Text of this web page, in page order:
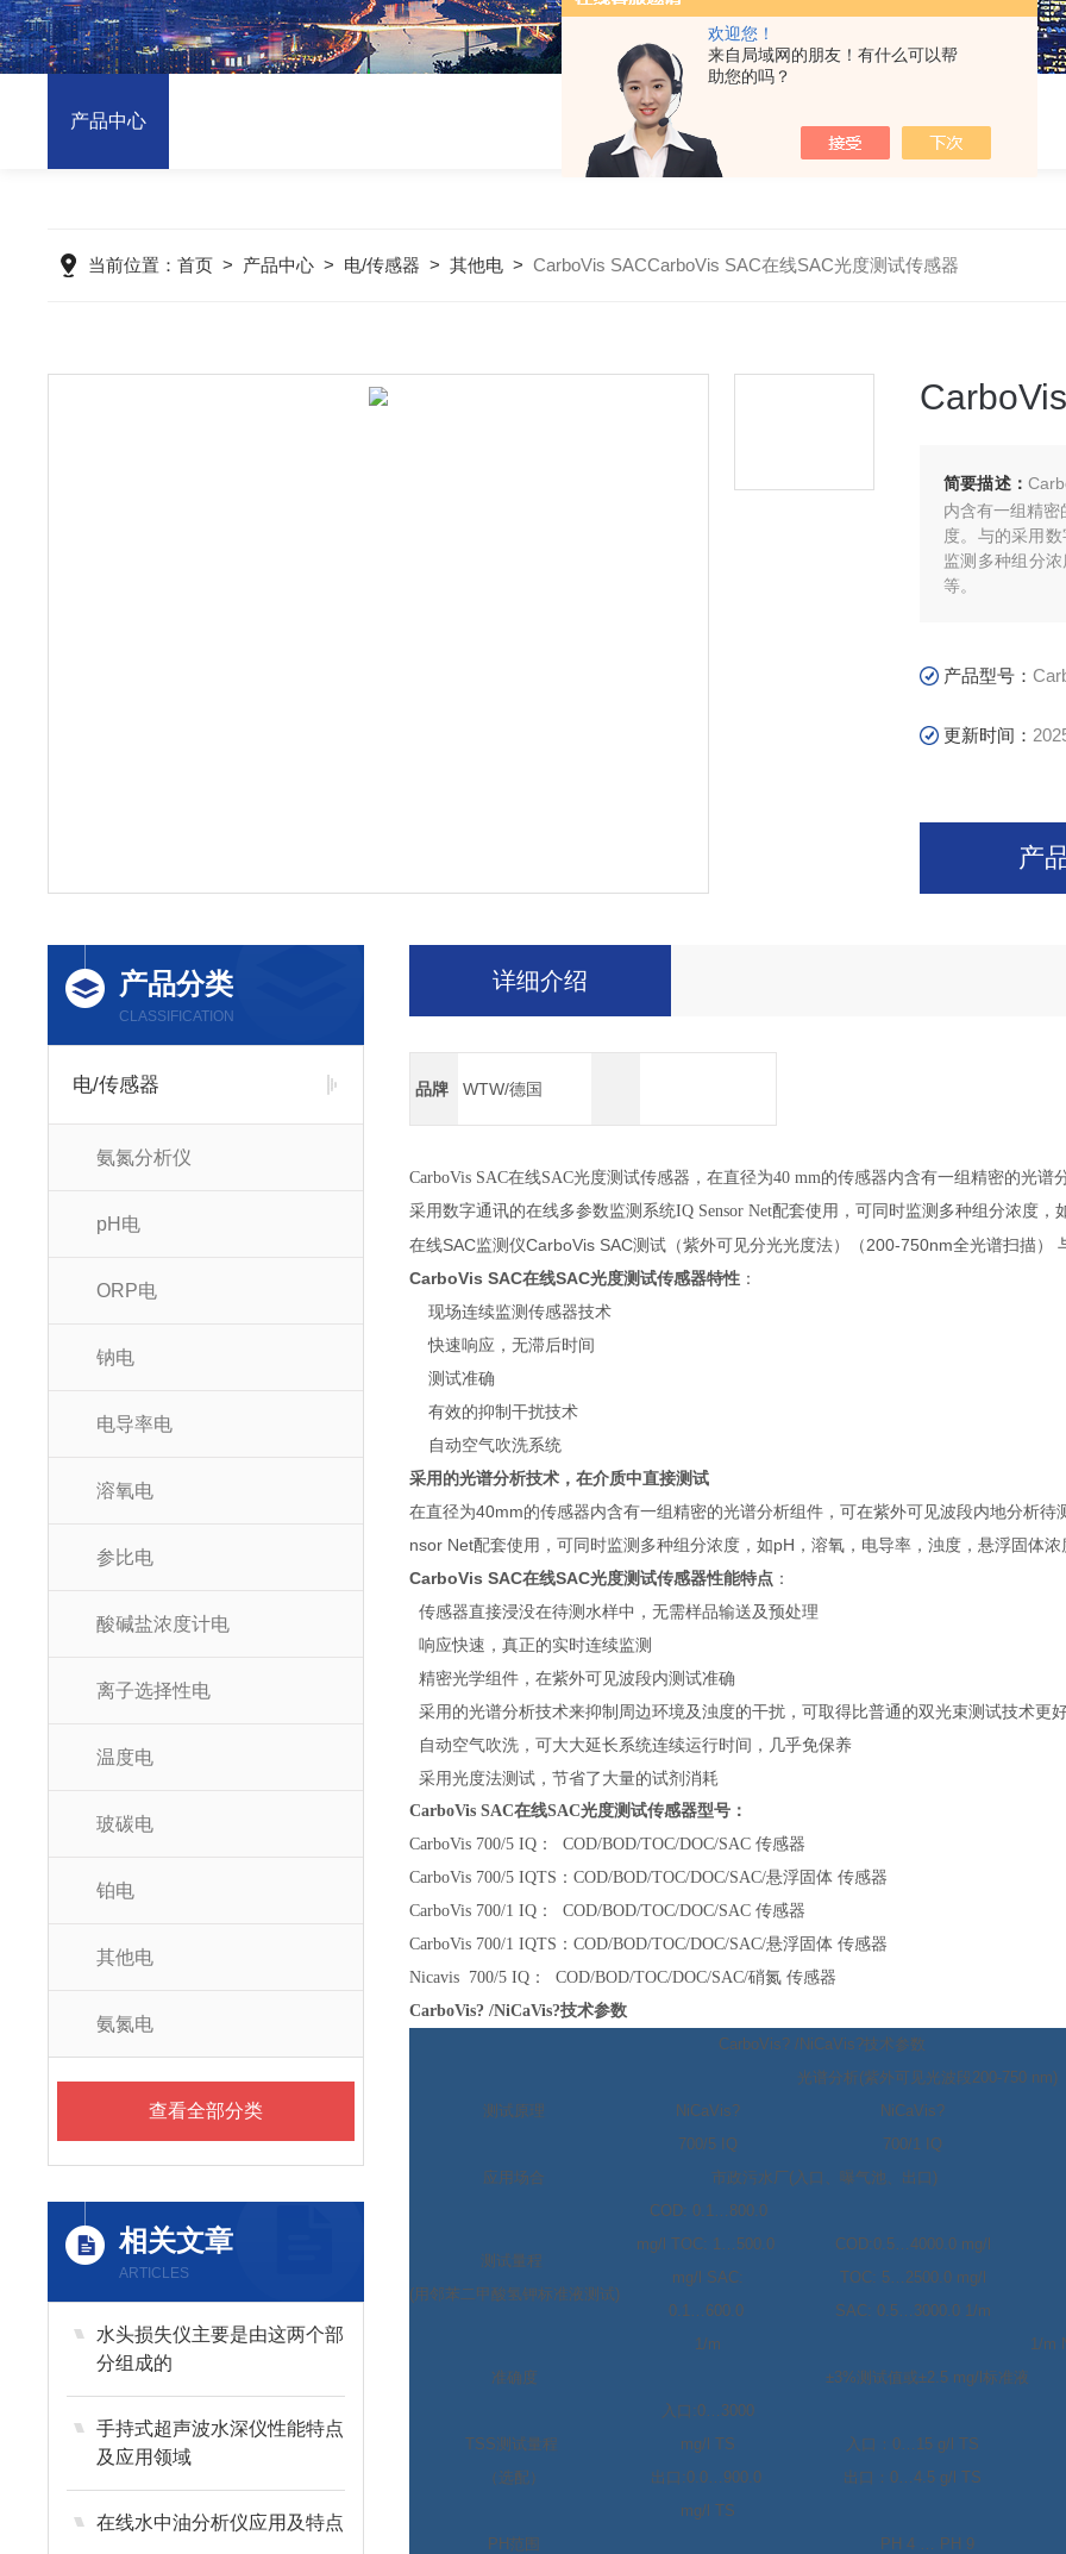
欢迎您！
来自局域网的朋友！有什么可以帮
助您的吗？
产品中心
当前位置：首页 > 产品中心 > 电/传感器 >其他电 >CarboVis SACCarboVis SAC在线SAC光度测试传感器
简要描述：
内含有一组精
度。与的采用
监测多种组分
等。
产品型号：
更新时间：
产
产品分类
CLASSIFICATION
电/传感器
氨氮分析仪
pH电
ORP电
钠电
电导率电
溶氧电
参比电
酸碱盐浓度计电
离子选择性电
温度电
玻碳电
铂电
其他电
氨氮电
查看全部分类
相关文章
ARTICLES
水头损失仪主要是由这两个部
分组成的
手持式超声波水深仪性能特点
及应用领域
在线水中油分析仪应用及特点
详细介绍
品牌 WTW/德国
CarboVis SAC在线SAC光度测试传感器， 在直径为40 mm的传感器内含有一组精密的光谱
采用数字通讯的在线多参数监测系统IQ Sensor Net配套使用，可同时监测多种组分浓度
在线SAC监测仪CarboVis SAC测试（紫外可见分光光度法）（200-750nm全光谱扫描）
CarboVis SAC在线SAC光度测试传感器特性：
现场连续监测传感器技术
快速响应，无滞后时间
测试准确
有效的抑制干扰技术
自动空气吹洗系统
采用的光谱分析技术，在介质中直接测试
在直径为40mm的传感器内含有一组精密的光谱分析组件，可在紫外可见波段内地分析
nsor Net配套使用，可同时监测多种组分浓度，如pH，溶氧，电导率，浊度，悬浮固体浓
CarboVis SAC在线SAC光度测试传感器性能特点：
传感器直接浸没在待测水样中，无需样品输送及预处理
响应快速，真正的实时连续监测
精密光学组件，在紫外可见波段内测试准确
采用的光谱分析技术来抑制周边环境及浊度的干扰，可取得比普通的双光束测试技术更
自动空气吹洗，可大大延长系统连续运行时间，几乎免保养
采用光度法测试，节省了大量的试剂消耗
CarboVis SAC在线SAC光度测试传感器型号：
CarboVis 700/5 IQ： COD/BOD/TOC/DOC/SAC 传感器
CarboVis 700/5 IQTS：COD/BOD/TOC/DOC/SAC/悬浮固体 传感器
CarboVis 700/1 IQ： COD/BOD/TOC/DOC/SAC 传感器
CarboVis 700/1 IQTS：COD/BOD/TOC/DOC/SAC/悬浮固体 传感器
Nicavis 700/5 IQ： COD/BOD/TOC/DOC/SAC/硝氮 传感器
CarboVis? /NiCaVis?技术参数
CarboVis? /NiCaVis?技术参数
测试原理
光谱分析(紫外可见光波段 200-750 nm)
NiCaVis?
700/5 IQ
NiCaVis?
700/1 IQ
应用场合
市政污水厂(入口、曝气池、出口)
测试量程
(用邻苯二甲酸氢钾标准液测试)
COD: 0.1…800.0
mg/l TOC: 1…500.0
mg/l SAC:
0.1…600.0
1/m
COD:0.5…4000.0 mg/l
TOC: 5…2500.0 mg/l
SAC: 0.5…3000.0 1/m
1/m
准确度
±3%测试值或±2.5 mg/l标准液
TSS测试量程
（选配）
入口 :0…3000
mg/l TS
出口 :0.0…900.0
mg/l TS
入口： 0…15 g/l TS
出口： 0…4.5 g/l TS
PH范围
PH 4 … PH 9